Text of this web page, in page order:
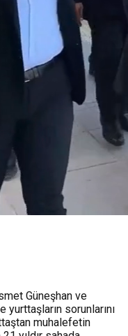
Güneşhan ve
sorunlarını
muhalefetin